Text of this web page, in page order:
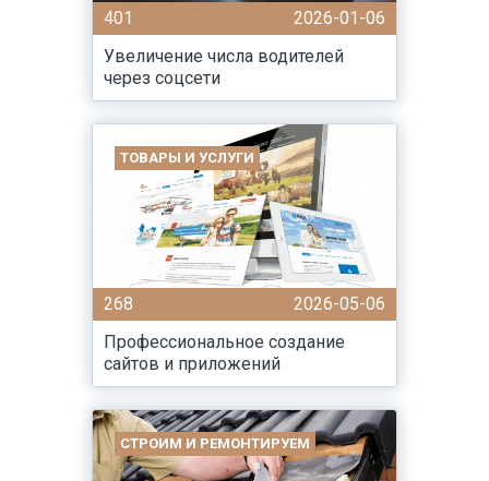
401
2026-01-06
Увеличение числа водителей
через соцсети
ТОВАРЫ И УСЛУГИ
268
2026-05-06
Профессиональное создание
сайтов и приложений
СТРОИМ И РЕМОНТИРУЕМ